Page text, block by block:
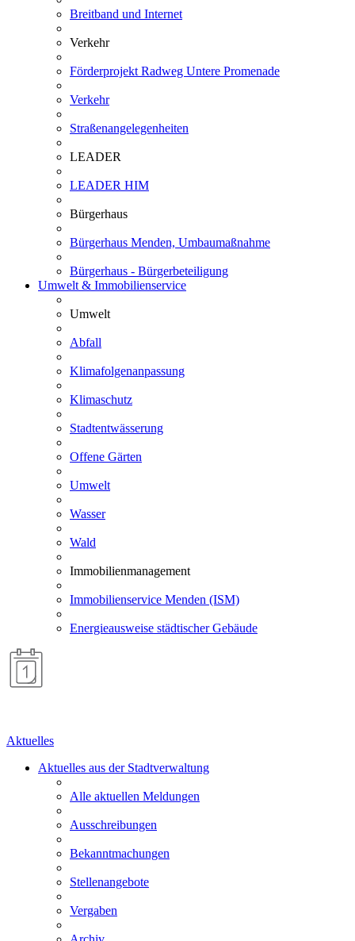
Breitband und Internet
Verkehr
Förderprojekt Radweg Untere Promenade
Verkehr
Straßenangelegenheiten
LEADER
LEADER HIM
Bürgerhaus
Bürgerhaus Menden, Umbaumaßnahme
Bürgerhaus - Bürgerbeteiligung
Umwelt & Immobilienservice
Umwelt
Abfall
Klimafolgenanpassung
Klimaschutz
Stadtentwässerung
Offene Gärten
Umwelt
Wasser
Wald
Immobilienmanagement
Immobilienservice Menden (ISM)
Energieausweise städtischer Gebäude
Aktuelles
Aktuelles aus der Stadtverwaltung
Alle aktuellen Meldungen
Ausschreibungen
Bekanntmachungen
Stellenangebote
Vergaben